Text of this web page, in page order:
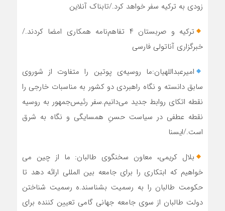
زودی به ترکیه سفر خواهد کرد./تابناک آنلاین
ترکیه و صربستان ۴ تفاهم‌نامه همکاری امضا کردند./
خبرگزاری آناتولی فارسی
امیرعبداللهیان:ما روسیه‌ی‌ پوتین را متفاوت از شوروی
سابق دانسته و نگاه راهبردی دو کشور به مناسبات خارجی را
نقطه اتکای روابط جدید می‌دانیم.سفر رئیس‌جمهور به روسیه
نقطه عطفی در سیاست حسنِ همسایگی و نگاه به شرق
است./ایسنا
بلال کریمی، معاون سخنگوی طالبان: ما از چین می
خواهیم که ابتکاری را برای جامعه بین المللی ارائه دهد تا
حکومت طالبان را به رسمیت بشناسند.ه رسمیت شناختن
دولت طالبان از سوی جامعه جهانی گامی تعیین کننده برای